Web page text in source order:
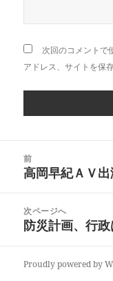
次回のコメントで
アドレス、サイトを保存
前
前
投
稿:
高岡早紀ＡＶ
次ページへ
次
投
防災計画、行
Proudly powered by